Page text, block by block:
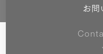
お問